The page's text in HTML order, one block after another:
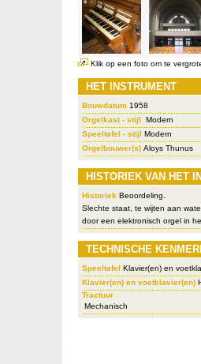
Klik op een foto om te
HET INSTRUMENT
Bouwdatum 1958
Orgelkast - stijl
Modern
Speeltafel - stijl Modern
Orgelbouwer(s) Aloys Thunus
HISTORIEK VAN HET
Historiek Beoordeling.
Slechte staat, te wijten aan
door een elektronisch orgel in
TECHNISCHE
Speeltafel Klavier(en) en
Klavier(en) en voetklavier(en)
Tractuur
Mechanisch